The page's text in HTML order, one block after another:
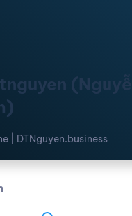
(Nguyễn
| DTNguyen.business